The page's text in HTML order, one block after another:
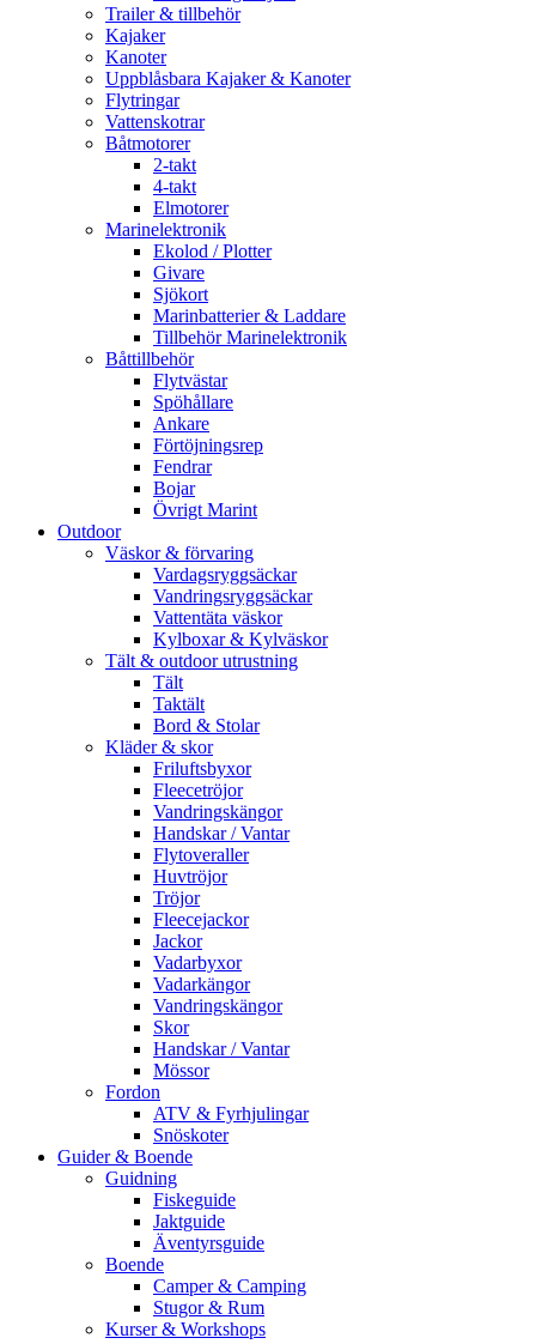
Trailer & tillbehör
Kajaker
Kanoter
Uppblåsbara Kajaker & Kanoter
Flytringar
Vattenskotrar
Båtmotorer
2-takt
4-takt
Elmotorer
Marinelektronik
Ekolod / Plotter
Givare
Sjökort
Marinbatterier & Laddare
Tillbehör Marinelektronik
Båttillbehör
Flytvästar
Spöhållare
Ankare
Förtöjningsrep
Fendrar
Bojar
Övrigt Marint
Outdoor
Väskor & förvaring
Vardagsryggsäckar
Vandringsryggsäckar
Vattentäta väskor
Kylboxar & Kylväskor
Tält & outdoor utrustning
Tält
Taktält
Bord & Stolar
Kläder & skor
Friluftsbyxor
Fleecetröjor
Vandringskängor
Handskar / Vantar
Flytoveraller
Huvtröjor
Tröjor
Fleecejackor
Jackor
Vadarbyxor
Vadarkängor
Vandringskängor
Skor
Handskar / Vantar
Mössor
Fordon
ATV & Fyrhjulingar
Snöskoter
Guider & Boende
Guidning
Fiskeguide
Jaktguide
Äventyrsguide
Boende
Camper & Camping
Stugor & Rum
Kurser & Workshops